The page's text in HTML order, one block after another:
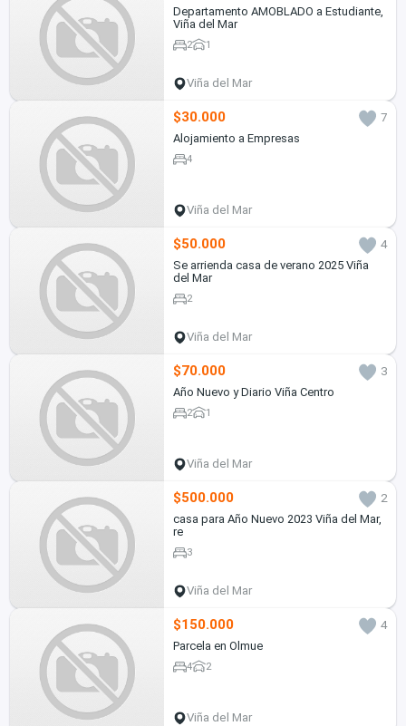
Departamento AMOBLADO a Estudiante,
Viña del Mar
2 1
Viña del Mar
$30.000
7
Alojamiento a Empresas
4
Viña del Mar
$50.000
4
Se arrienda casa de verano 2025 Viña
del Mar
2
Viña del Mar
$70.000
3
Año Nuevo y Diario Viña Centro
2 1
Viña del Mar
$500.000
2
casa para Año Nuevo 2023 Viña del Mar,
re
3
Viña del Mar
$150.000
4
Parcela en Olmue
4 2
Viña del Mar